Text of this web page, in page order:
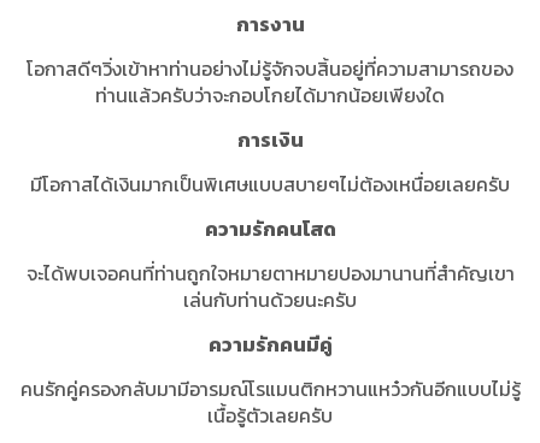
การงาน
โอกาสดีๆวิ่งเข้าหาท่านอย่างไม่รู้จักจบสิ้นอยู่ที่ความสามารถของ
ท่านแล้วครับว่าจะกอบโกยได้มากน้อยเพียงใด
การเงิน
มีโอกาสได้เงินมากเป็นพิเศษแบบสบายๆไม่ต้องเหนื่อยเลยครับ
ความรักคนโสด
จะได้พบเจอคนที่ท่านถูกใจหมายตาหมายปองมานานที่สำคัญเขา
เล่นกับท่านด้วยนะครับ
ความรักคนมีคู่
คนรักคู่ครองกลับมามีอารมณ์โรแมนติกหวานแหว๋วกันอีกแบบไม่รู้
เนื้อรู้ตัวเลยครับ